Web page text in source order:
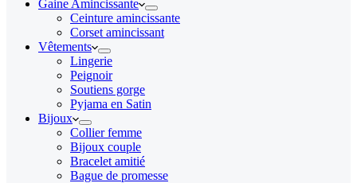
Gaine Amincissante
Ceinture amincissante
Corset amincissant
Vêtements
Lingerie
Peignoir
Soutiens gorge
Pyjama en Satin
Bijoux
Collier femme
Bijoux couple
Bracelet amitié
Bague de promesse